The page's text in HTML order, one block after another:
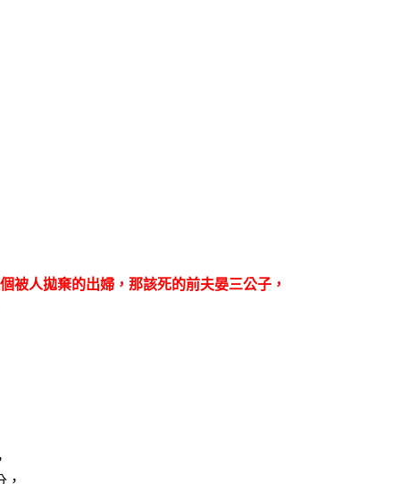
被人拋棄的出婦，那該死的前夫晏三公子，